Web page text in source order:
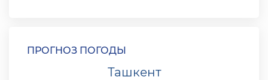
ПРОГНОЗ ПОГОДЫ
Ташкент